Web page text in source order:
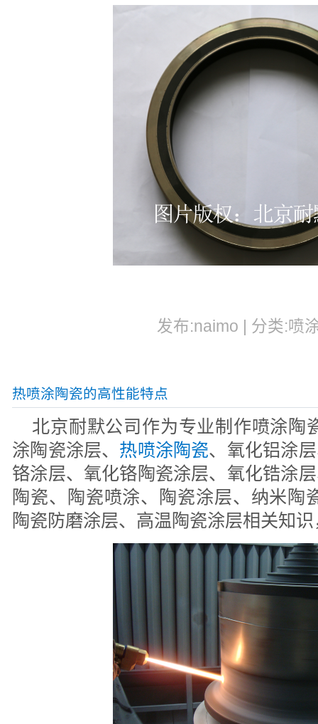
发布:naimo | 分类:喷
热喷涂陶瓷的高性能特点
北京耐默公司作为专业制作喷涂陶
涂陶瓷涂层、 热喷涂陶瓷、氧化铝涂
铬涂层、氧化铬陶瓷涂层、氧化锆涂
陶瓷、陶瓷喷涂、陶瓷涂层、纳米陶
陶瓷防磨涂层、高温陶瓷涂层相关知